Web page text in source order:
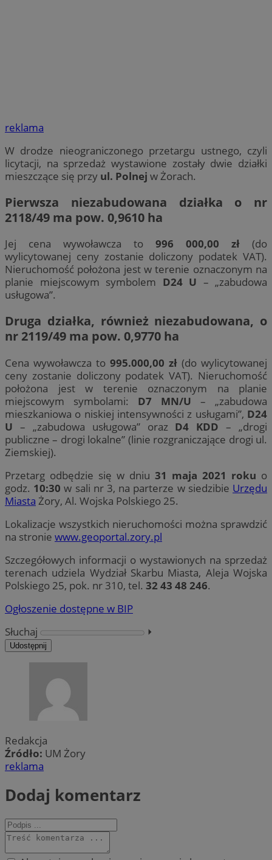
reklama
W drodze nieograniczonego przetargu ustnego, czyli
licytacji, na sprzedaż wystawione zostały dwie działki
mieszczące się przy ul. Polnej w Żorach.
Pierwsza niezabudowana działka o nr
2118/49 ma pow. 0,9610 ha
Jej cena wywoławcza to 996 000,00 zł (do
wylicytowanej ceny zostanie doliczony podatek VAT).
Nieruchomość położona jest w terenie oznaczonym na
planie miejscowym symbolem D24 U – „zabudowa
usługowa”.
Druga działka, również niezabudowana, o
nr 2119/49 ma pow. 0,9770 ha
Cena wywoławcza to 995.000,00 zł (do wylicytowanej
ceny zostanie doliczony podatek VAT). Nieruchomość
położona jest w terenie oznaczonym na planie
miejscowym symbolami: D7 MN/U – „zabudowa
mieszkaniowa o niskiej intensywności z usługami”, D24
U – „zabudowa usługowa” oraz D4 KDD– „drogi
publiczne – drogi lokalne” (linie rozgraniczające drogi ul.
Ziemskiej).
Przetarg odbędzie się w dniu 31 maja 2021 roku o
godz. 10:30 w sali nr 3, na parterze w siedzibie Urzędu
Miasta Żory, Al. Wojska Polskiego 25.
Lokalizacje wszystkich nieruchomości można sprawdzić
na stronie www.geoportal.zory.pl
Szczegółowych informacji o wystawionych na sprzedaż
terenach udziela Wydział Skarbu Miasta, Aleja Wojska
Polskiego 25, pok. nr 310, tel. 32 43 48 246.
Ogłoszenie dostępne w BIP
Słuchaj
⏵︎
Udostępnij
Redakcja
Źródło: UM Żory
reklama
Dodaj komentarz